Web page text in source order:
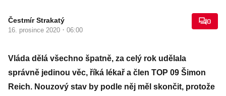
Čestmír Strakatý
16. prosince 2020 · 06:00
0
Vláda dělá všechno špatně, za celý rok udělala
správně jedinou věc, říká lékař a člen TOP 09 Šimon
Reich. Nouzový stav by podle něj měl skončit, protože